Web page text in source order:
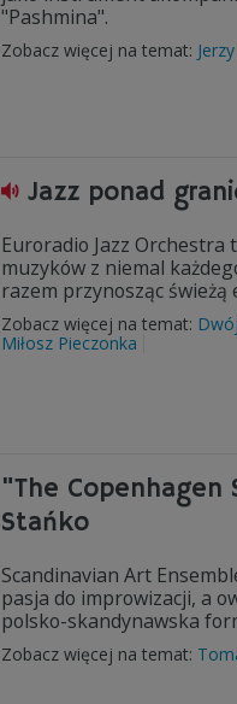
"Pashmina".
Zobacz więcej na temat:
Jazz ponad
Euroradio Jazz Orchestra
muzyków z niemal
razem przynosząc świeżą
Zobacz więcej na temat:
Miłosz Pieczonka
"The Copenhagen
Stańko
Scandinavian Art
pasja do improwizacji, a
polsko-skandynawska
Zobacz więcej na temat: